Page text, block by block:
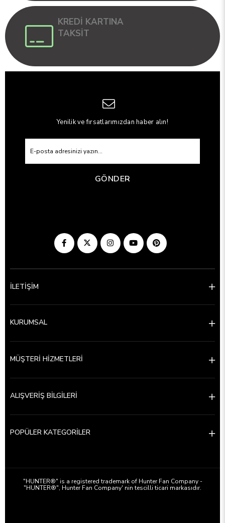
KREDİ KARTINA
TAKSİT
Yenilik ve fırsatlarımızdan haber alın!
GÖNDER
İLETİŞİM
KURUMSAL
MÜŞTERİ HİZMETLERİ
ALIŞVERİŞ BİLGİLERİ
POPÜLER KATEGORİLER
"HUNTER®" is a registered trademark of Hunter Fan Company -
"HUNTER®", Hunter Fan Company' nin tescilli ticari markasıdır.